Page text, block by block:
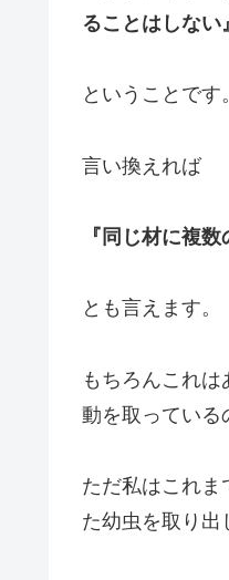
ることはしない』
ということです。
言い換えれば
『同じ材に複
とも言えます。
もちろんこれ
動を取っている
ただ私はこれま
た幼虫を取り出